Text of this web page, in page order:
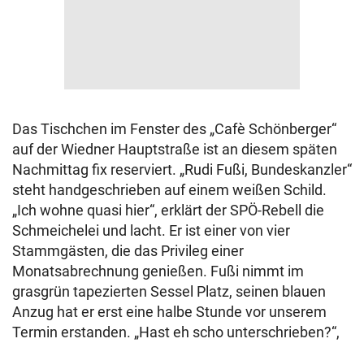
Das Tischchen im Fenster des „Cafè Schönberger“
auf der Wiedner Hauptstraße ist an diesem späten
Nachmittag fix reserviert. „Rudi Fußi, Bundeskanzler“
steht handgeschrieben auf einem weißen Schild.
„Ich wohne quasi hier“, erklärt der SPÖ-Rebell die
Schmeichelei und lacht. Er ist einer von vier
Stammgästen, die das Privileg einer
Monatsabrechnung genießen. Fußi nimmt im
grasgrün tapezierten Sessel Platz, seinen blauen
Anzug hat er erst eine halbe Stunde vor unserem
Termin erstanden. „Hast eh scho unterschrieben?“,